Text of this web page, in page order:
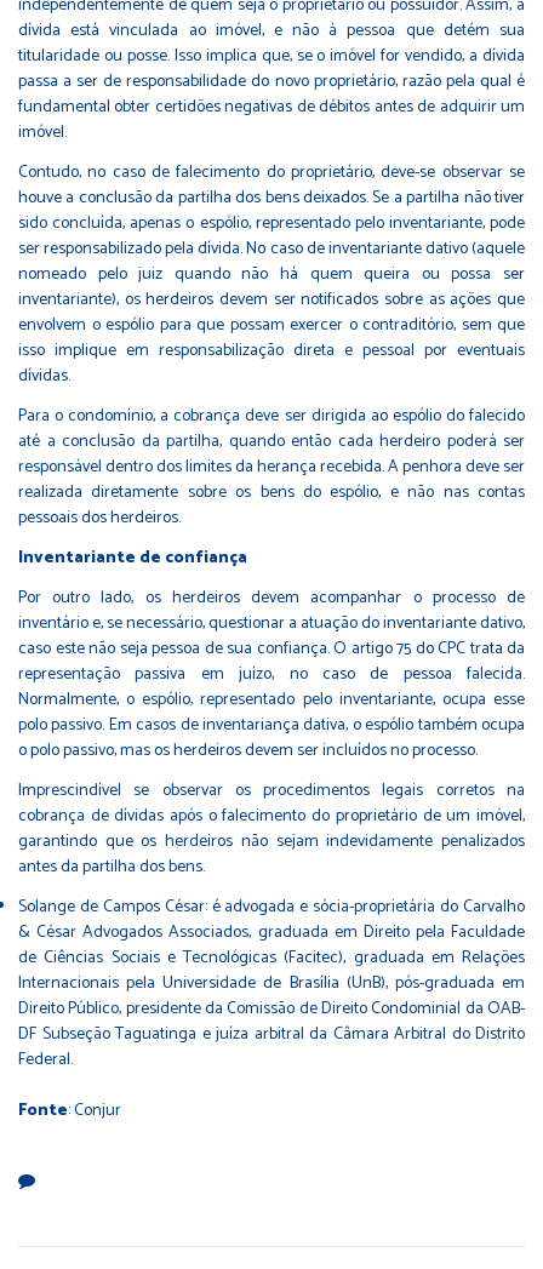
dívida está vinculada ao imóvel, e não à pessoa que detém sua
titularidade ou posse. Isso implica que, se o imóvel for vendido, a dívida
passa a ser de responsabilidade do novo proprietário, razão pela qual é
fundamental obter certidões negativas de débitos antes de adquirir um
imóvel.
Contudo, no caso de falecimento do proprietário, deve-se observar se
houve a conclusão da partilha dos bens deixados. Se a partilha não tiver
sido concluída, apenas o espólio, representado pelo inventariante, pode
ser responsabilizado pela dívida. No caso de inventariante dativo (aquele
nomeado pelo juiz quando não há quem queira ou possa ser
inventariante), os herdeiros devem ser notificados sobre as ações que
envolvem o espólio para que possam exercer o contraditório, sem que
isso implique em responsabilização direta e pessoal por eventuais
dívidas.
Para o condomínio, a cobrança deve ser dirigida ao espólio do falecido
até a conclusão da partilha, quando então cada herdeiro poderá ser
responsável dentro dos limites da herança recebida. A penhora deve ser
realizada diretamente sobre os bens do espólio, e não nas contas
pessoais dos herdeiros.
Inventariante de confiança
Por outro lado, os herdeiros devem acompanhar o processo de
inventário e, se necessário, questionar a atuação do inventariante dativo,
caso este não seja pessoa de sua confiança. O artigo 75 do CPC trata da
representação passiva em juízo, no caso de pessoa falecida.
Normalmente, o espólio, representado pelo inventariante, ocupa esse
polo passivo. Em casos de inventariança dativa, o espólio também ocupa
o polo passivo, mas os herdeiros devem ser incluídos no processo.
Imprescindível se observar os procedimentos legais corretos na
cobrança de dívidas após o falecimento do proprietário de um imóvel,
garantindo que os herdeiros não sejam indevidamente penalizados
antes da partilha dos bens.
Solange de Campos César: é advogada e sócia-proprietária do Carvalho
& César Advogados Associados, graduada em Direito pela Faculdade
de Ciências Sociais e Tecnológicas (Facitec), graduada em Relações
Internacionais pela Universidade de Brasília (UnB), pós-graduada em
Direito Público, presidente da Comissão de Direito Condominial da OAB-
DF Subseção Taguatinga e juíza arbitral da Câmara Arbitral do Distrito
Federal.
Fonte:Conjur